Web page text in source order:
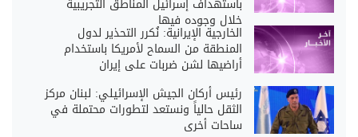
باستهداف إسرائيل المناطق التجريبية
خلال وجوده فيها
الخارجية الإيرانية: نُكرر التحذير لدول
المنطقة من السماح لأمريكا باستخدام
أراضيها لشن ضربات على إيران
رئيس أركان الجيش الإسرائيلي: لبنان مركز
الثقل حالياً ونستعد لتطورات محتملة في
ساحات أخرى